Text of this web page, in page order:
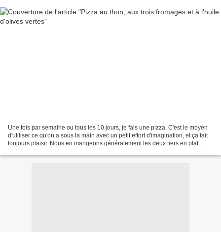
Une fois par semaine ou tous les 10 jours, je fais une pizza. C'est le moyen
d'utiliser ce qu'on a sous la main avec un petit effort d'imagination, et ça fait
toujours plaisir. Nous en mangeons généralement les deux tiers en plat